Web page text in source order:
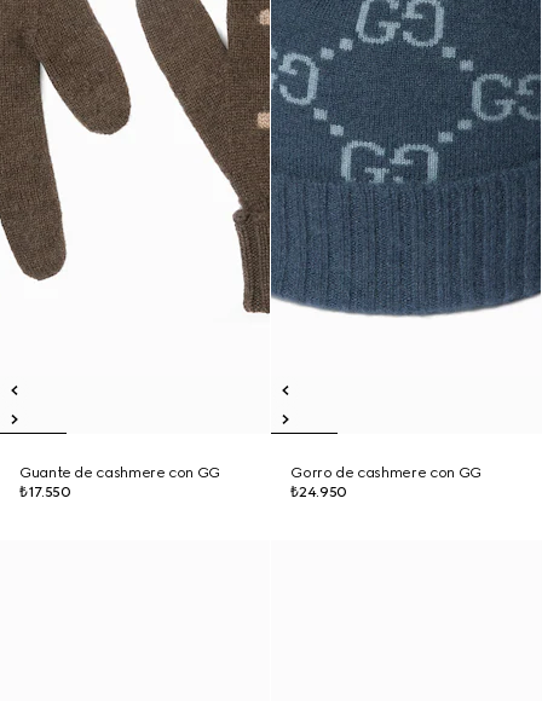
Guante de cashmere con GG
₺17.550
Gorro de cashmere con GG
₺24.950